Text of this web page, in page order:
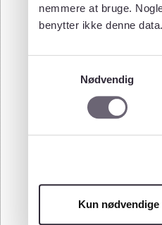
nemmere at bruge.
benytter ikke denne
Nødvendig
Kun nødvendige
83
84
86